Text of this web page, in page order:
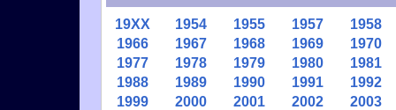
19XX 1954 1955 1957
1958
1966
1967 1968 1969
1970
1977
1978 1979 1980
1981
1988
1989 1990 1991
1992
1999
2000 2001 2002 2003